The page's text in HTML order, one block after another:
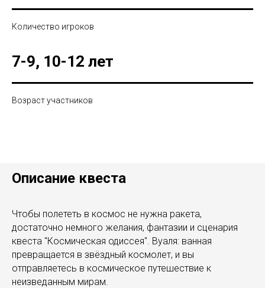
Количество игроков
7-9, 10-12 лет
Возраст участников
Описание квеста
Чтобы полететь в космос не нужна ракета,
достаточно немного желания, фантазии и сценария
квеста "Космическая одиссея". Вуаля: ванная
превращается в звёздный космолет, и вы
отправляетесь в космическое путешествие к
неизведанным мирам.